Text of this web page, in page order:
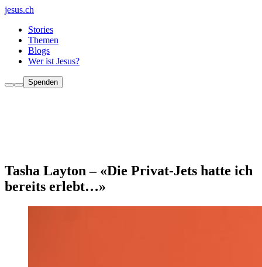
jesus.ch
Stories
Themen
Blogs
Wer ist Jesus?
Spenden
Tasha Layton – «Die Privat-Jets hatte ich
bereits erlebt…»